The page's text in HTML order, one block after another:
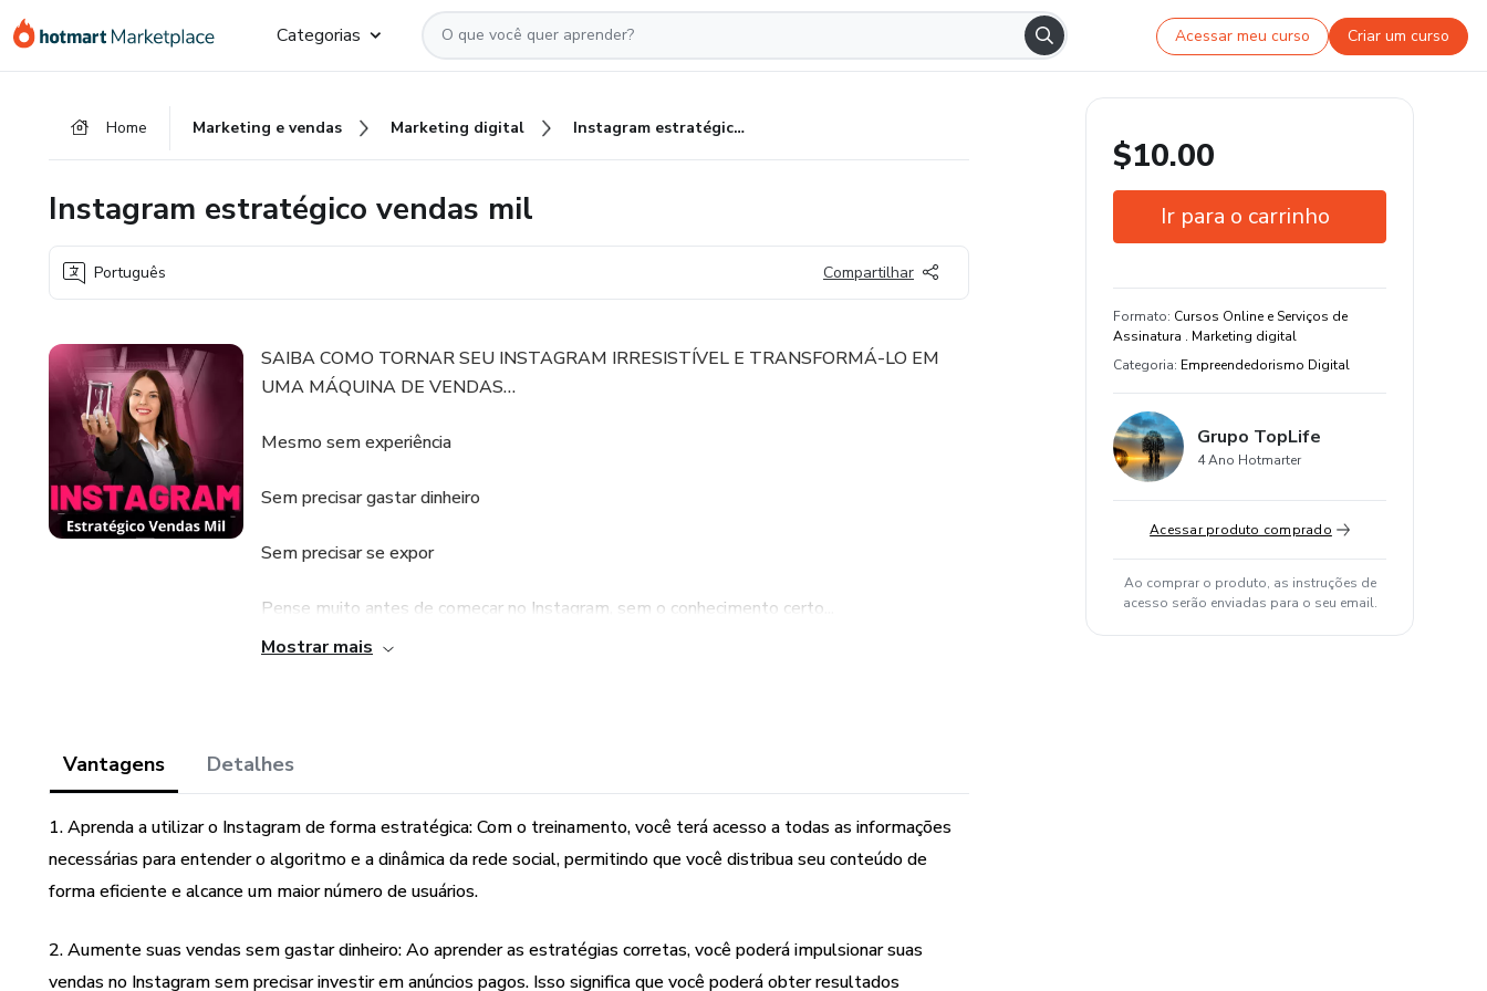
para
para
para
Categorias Acessar meu curso Criar um curso
Home Marketing e vendas Marketing digital Instagram estratégico vendas mil
Instagram estratégico vendas mil
Português Compartilhar
SAIBA COMO TORNAR SEU INSTAGRAM IRRESISTÍVEL E TRANSFORMÁ-LO EM
UMA MÁQUINA DE VENDAS…
Mesmo sem experiência
Sem precisar gastar dinheiro
Sem precisar se expor
Pense muito antes de começar no Instagram, sem o conhecimento certo...
da rede... o Instagram não vai quebrar as regras que ele mesmo criou.
Porque o Instagram quer proporcionar uma experiência agradável para os seus usuários e,
visto como de má qualidade (mesmo não sendo).
Mostrar mais
Vantagens Detalhes
1. Aprenda a utilizar o Instagram de forma estratégica: Com o treinamento, você terá acesso a todas as informações
necessárias para entender o algoritmo e a dinâmica da rede social, permitindo que você distribua seu conteúdo de
forma eficiente e alcance um maior número de usuários.
2. Aumente suas vendas sem gastar dinheiro: Ao aprender as estratégias corretas, você poderá impulsionar suas
vendas no Instagram sem precisar investir em anúncios pagos. Isso significa que você poderá obter resultados
$10.00
Ir para o carrinho
Estude do seu jeito e em qualquer
dispositivo
Formato: Cursos Online e Serviços de
Assinatura . Marketing digital
Categoria: Empreendedorismo Digital
Grupo TopLife
4 Ano Hotmarter
Acessar produto comprado
Ao comprar o produto, as instruções de
acesso serão enviadas para o seu email.